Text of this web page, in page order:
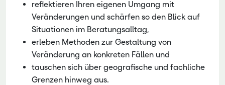
reflektieren Ihren eigenen Umgang mit
Veränderungen und schärfen so den Blick auf
Situationen im Beratungsalltag,
erleben Methoden zur Gestaltung von
Veränderung an konkreten Fällen und
tauschen sich über geografische und fachliche
Grenzen hinweg aus.